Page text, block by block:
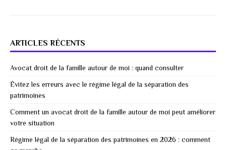
ARTICLES RÉCENTS
Avocat droit de la famille autour de moi : quand consulter
Évitez les erreurs avec le régime légal de la séparation des
patrimoines
Comment un avocat droit de la famille autour de moi peut améliorer
votre situation
Régime légal de la séparation des patrimoines en 2026 : comment